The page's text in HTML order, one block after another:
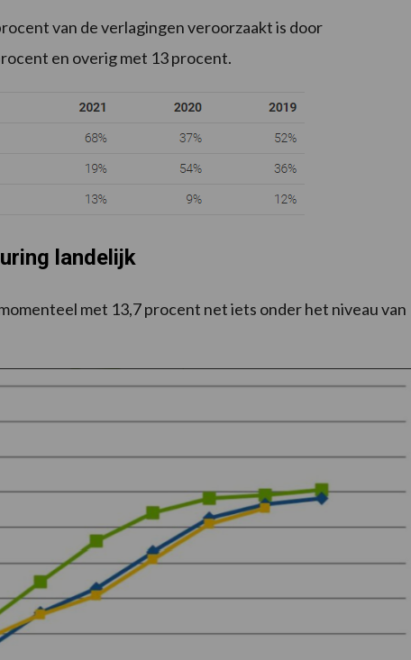
van de verlagingen veroorzaakt is door
en overig met 13 procent.
landelijk
met 13,7 procent net iets onder het niveau van